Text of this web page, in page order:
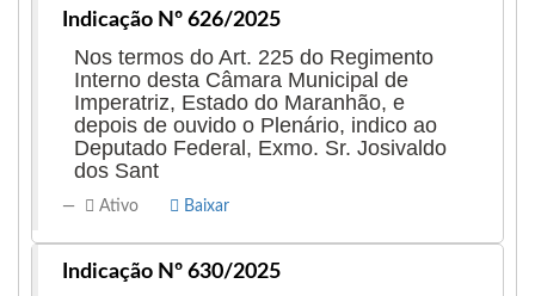
Indicação Nº 626/2025
Nos termos do Art. 225 do Regimento
Interno desta Câmara Municipal de
Imperatriz, Estado do Maranhão, e
depois de ouvido o Plenário, indico ao
Deputado Federal, Exmo. Sr. Josivaldo
dos Sant
Ativo Baixar
Indicação Nº 630/2025